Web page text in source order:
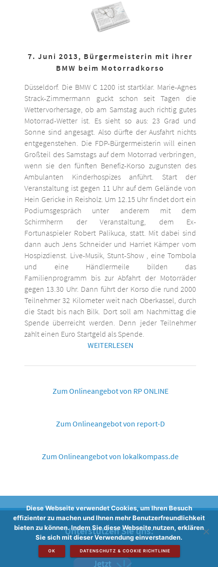
7. Juni 2013, Bürgermeisterin mit ihrer
BMW beim Motorradkorso
Düsseldorf. Die BMW C 1200 ist startklar. Marie-Agnes
Strack-Zimmermann guckt schon seit Tagen die
Wettervorhersage, ob am Samstag auch richtig gutes
Motorrad-Wetter ist. Es sieht so aus: 23 Grad und
Sonne sind angesagt. Also dürfte der Ausfahrt nichts
entgegenstehen. Die FDP-Bürgermeisterin will einen
Großteil des Samstags auf dem Motorrad verbringen,
wenn sie den fünften Benefiz-Korso zugunsten des
Ambulanten Kinderhospizes anführt. Start der
Veranstaltung ist gegen 11 Uhr auf dem Gelände von
Hein Gericke in Reisholz. Um 12.15 Uhr findet dort ein
Podiumsgespräch unter anderem mit dem
Schirmherrn der Veranstaltung, dem Ex-
Fortunaspieler Robert Palikuca, statt. Mit dabei sind
dann auch Jens Schneider und Harriet Kämper vom
Hospizdienst. Live-Musik, Stunt-Show , eine Tombola
und eine Händlermeile bilden das
Familienprogramm bis zur Abfahrt der Motorräder
gegen 13.30 Uhr. Dann führt der Korso die rund 2000
Teilnehmer 32 Kilometer weit nach Oberkassel, durch
die Stadt bis nach Bilk. Dort soll am Nachmittag die
Spende überreicht werden. Denn jeder Teilnehmer
zahlt einen Euro Startgeld als Spende.
WEITERLESEN
Zum Onlineangebot von RP ONLINE
Zum Onlineangebot von report-D
Zum Onlineangebot von lokalkompass.de
Unterstützen Sie uns:
Diese Webseite verwendet Cookies, um Ihren Besuch
effizienter zu machen und Ihnen mehr Benutzerfreundlichkeit
bieten zu können. Indem Sie diese Webseite nutzen, erklären
Sie sich mit dieser Verwendung einverstanden.
OK DATENSCHUTZ & COOKIE RICHTLINIE